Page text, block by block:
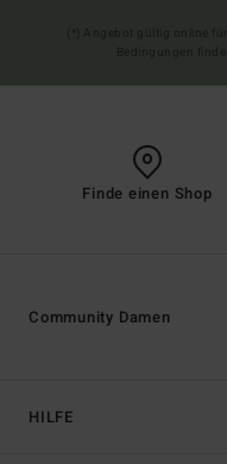
Finde einen Shop
HILFE
Community Damen